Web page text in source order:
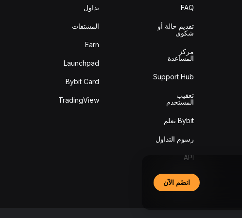
FAQ
تقديم حالة أو
شكوى
مركز
المساعدة
Support Hub
تعقيب
المستخدم
Bybit تعلم
رسوم التداول
API
التحقق من
السلامة
تداول
المشتقات
Earn
Launchpad
Bybit Card
TradingView
انضَم الآن